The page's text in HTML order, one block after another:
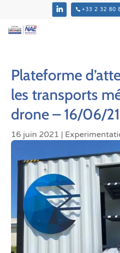
+33 2 32 80
Plateforme
les transports
drone – 16/06/21
16 juin 2021 |